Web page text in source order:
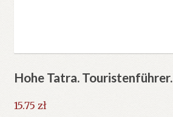
Hohe Tatra. Touristenführer.
15.75 zł